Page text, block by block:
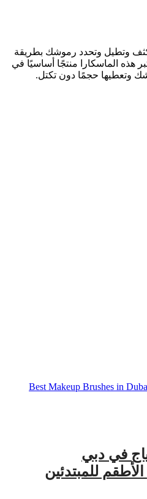
وتطيل وتحدد رموشك بطريقة
هذه الماسكارا منتجًا أساسيًا في
وتعطيها حجمًا دون تكتل.
في دبي
للمبتدئين